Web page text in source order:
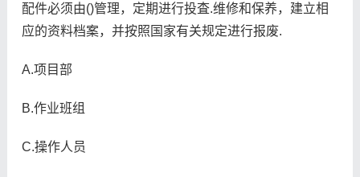
配件必须由()管理，定期进行投査.维修和保养，建立相
应的资料档案，并按照国家有关规定进行报废.
A.项目部
B.作业班组
C.操作人员